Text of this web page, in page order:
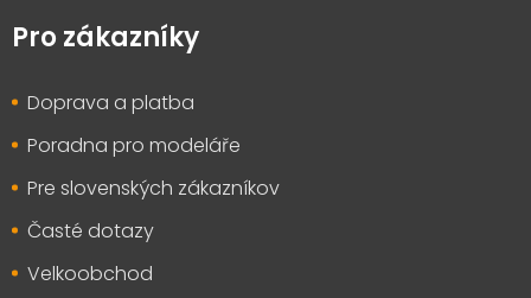
pPro zákazníky
Doprava a platba
Poradna pro modeláře
Pre slovenských zákazníkov
Časté dotazy
Velkoobchod